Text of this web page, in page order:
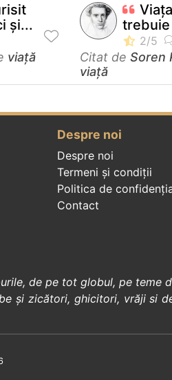
şi...
viață
trebuie
Citat de Soren
viață
Despre noi
Despre noi
Termeni și condiții
Politica de
Contact
de pe tot globul, pe teme
și zicători, ghicitori, vrăji si